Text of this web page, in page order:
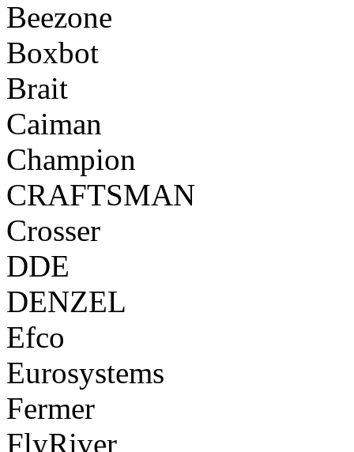
Beezone
Boxbot
Brait
Caiman
Champion
CRAFTSMAN
Crosser
DDE
DENZEL
Efco
Eurosystems
Fermer
FlyRiver